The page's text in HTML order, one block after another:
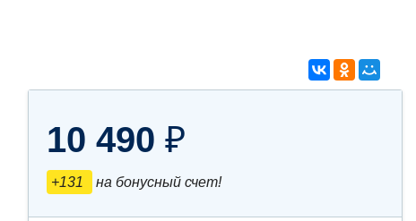
10 490 ₽
+131 на бонусный счет!